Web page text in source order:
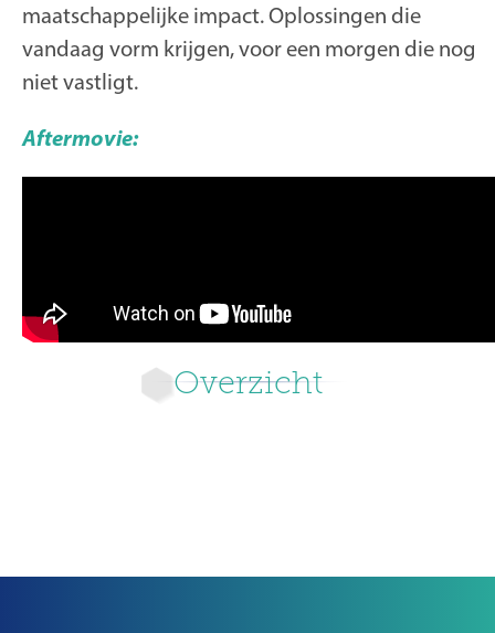
Overzicht
maatschappelijke impact. Oplossingen die
vandaag vorm krijgen, voor een morgen die nog
niet vastligt.
Aftermovie: